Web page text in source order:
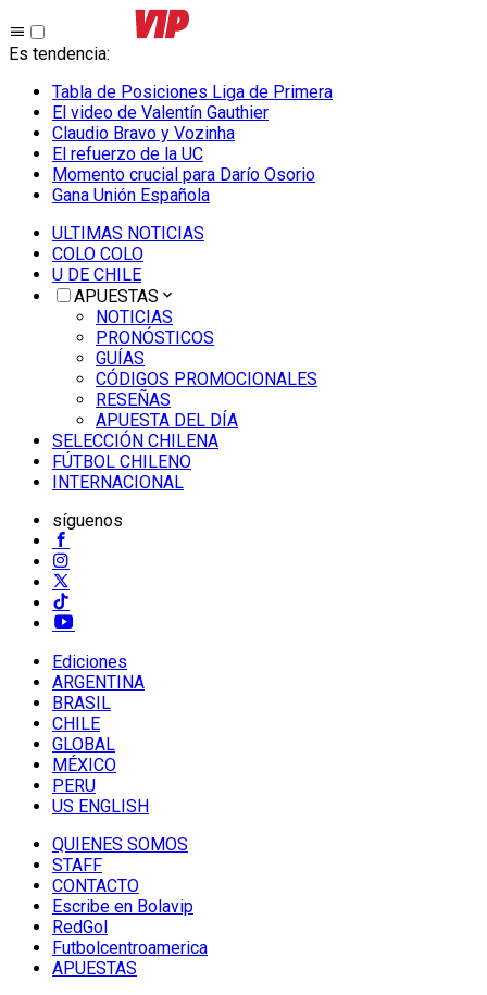
Es tendencia:
Tabla de Posiciones Liga de Primera
El video de Valentín Gauthier
Claudio Bravo y Vozinha
El refuerzo de la UC
Momento crucial para Darío Osorio
Gana Unión Española
ULTIMAS NOTICIAS
COLO COLO
U DE CHILE
APUESTAS
NOTICIAS
PRONÓSTICOS
GUÍAS
CÓDIGOS PROMOCIONALES
RESEÑAS
APUESTA DEL DÍA
SELECCIÓN CHILENA
FÚTBOL CHILENO
INTERNACIONAL
síguenos
Ediciones
ARGENTINA
BRASIL
CHILE
GLOBAL
MÉXICO
PERU
US ENGLISH
QUIENES SOMOS
STAFF
CONTACTO
Escribe en Bolavip
RedGol
Futbolcentroamerica
APUESTAS